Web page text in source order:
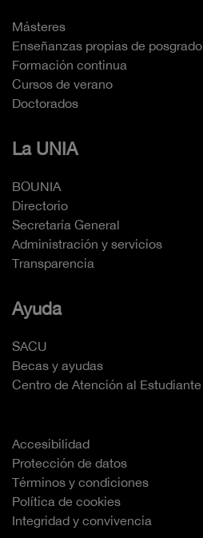
Másteres
Enseñanzas propias de posgrado
Formación continua
Cursos de verano
Doctorados
La UNIA
BOUNIA
Directorio
Secretaría General
Administración y servicios
Transparencia
Ayuda
SACU
Becas y ayudas
Centro de Atención al Estudiante
Accesibilidad
Protección de datos
Términos y condiciones
Política de cookies
Integridad y convivencia